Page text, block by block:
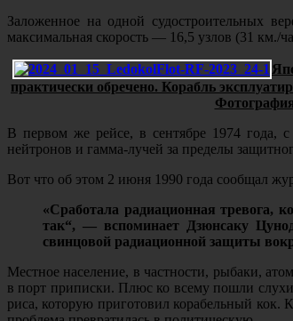
Заложенное на одной судостроительных
максимальная скорость — 16,5 узлов (31 км./
практически обречено. Корабль
В первом же рейсе, в сентябре 1974 года,
нейтронов и гамма-лучей за пределы
Вот что об этом 2 июня 1990 года сообщал
«Сработала радиационная тревога,
так“, — вспоминает Дзюнсаку
свинцовой радиационной защиты
Местное население, в частности, рыбаки,
в порт приписки. Плюс ко всему пошли
риса, которую приготовил корабельный кок.